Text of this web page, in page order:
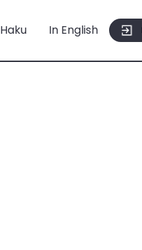
Haku In English